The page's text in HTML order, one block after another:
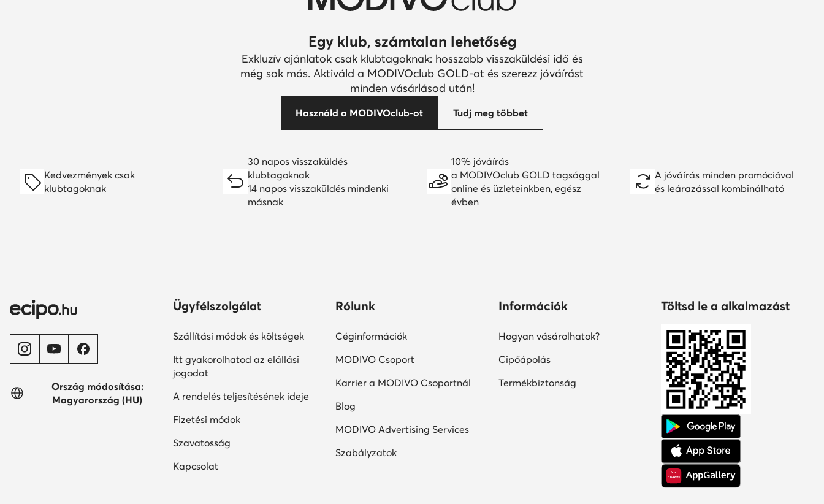
Egy klub, számtalan lehetőség
Exkluzív ajánlatok csak klubtagoknak: hosszabb visszaküldési idő és
még sok más. Aktiváld a MODIVOclub GOLD-ot és szerezz jóváírást
minden vásárlásod után!
Használd a MODIVOclub-ot Tudj meg többet
Kedvezmények csak
klubtagoknak
30 napos visszaküldés
klubtagoknak
14 napos visszaküldés mindenki
másnak
10% jóváírás
a MODIVOclub GOLD tagsággal
online és üzleteinkben, egész
évben
A jóváírás minden promócióval
és leárazással kombinálható
Ország módosítása:
Magyarország (HU)
Ügyfélszolgálat
Szállítási módok és költségek
Itt gyakorolhatod az elállási
jogodat
A rendelés teljesítésének ideje
Fizetési módok
Szavatosság
Kapcsolat
Rólunk
Céginformációk
MODIVO Csoport
Karrier a MODIVO Csoportnál
Blog
MODIVO Advertising Services
Szabályzatok
Információk
Hogyan vásárolhatok?
Cipőápolás
Termékbiztonság
Töltsd le a alkalmazást